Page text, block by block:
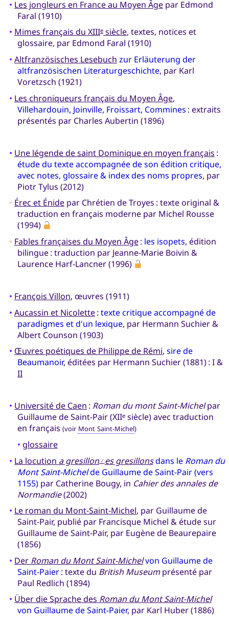
• Les jongleurs en France au Moyen Âgepar Edmond
Faral (1910)
• Mimes français du XIIIesiècle, textes, notices et
glossaire, par Edmond Faral (1910)
• Altfranzösisches Lesebuch zur Erläuterung der
altfranzösischen Literaturgeschichte, par Karl
Voretzsch (1921)
• Les chroniqueurs français du Moyen Âge,
Villehardouin, Joinville, Froissart, Commines : extraits
présentés par Charles Aubertin (1896)
• Une légende de saint Dominique en moyen français :
étude du texte accompagnée de son édition critique,
avec notes, glossaire & index des noms propres, par
Piotr Tylus (2012)
• Érec et Énidepar Chrétien de Troyes : texte original &
traduction en français moderne par Michel Rousse
(1994)
• Fables françaises du Moyen Âge: les isopets, édition
bilingue : traduction par Jeanne-Marie Boivin &
Laurence Harf-Lancner (1996)
• François Villon, œuvres (1911)
• Aucassin et Nicolette: texte critique accompagné de
paradigmes et d'un lexique, par Hermann Suchier &
Albert Counson (1903)
• Œuvres poétiques de Philippe de Rémi, sire de
Beaumanoir, éditées par Hermann Suchier (1881) : I &
II
• Université de Caen : Roman du mont Saint-Michelpar
Guillaume de Saint-Pair (XIIesiècle) avec traduction
en français (voir Mont Saint-Michel)
• glossaire
• La locution a gresillon/ es gresillonsdans le Roman du
Mont Saint-Michelde Guillaume de Saint-Pair (vers
1155)par Catherine Bougy, in Cahier des annales de
Normandie(2002)
• Le roman du Mont-Saint-Michel, par Guillaume de
Saint-Pair, publié par Francisque Michel & étude sur
Guillaume de Saint-Pair, par Eugène de Beaurepaire
(1856)
• Der Roman du Mont Saint-Michelvon Guillaume de
Saint-Paier: texte du British Museumprésenté par
Paul Redlich (1894)
• Über die Sprache des Roman du Mont Saint-Michel
von Guillaume de Saint-Paier, par Karl Huber (1886)